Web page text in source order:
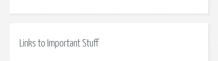
Links to Important Stuff